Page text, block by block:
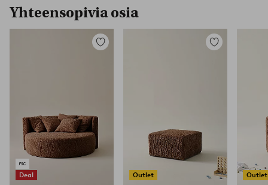
Yhteensopivia osia
Deal
Lisää
Outlet
Lisää
Outlet